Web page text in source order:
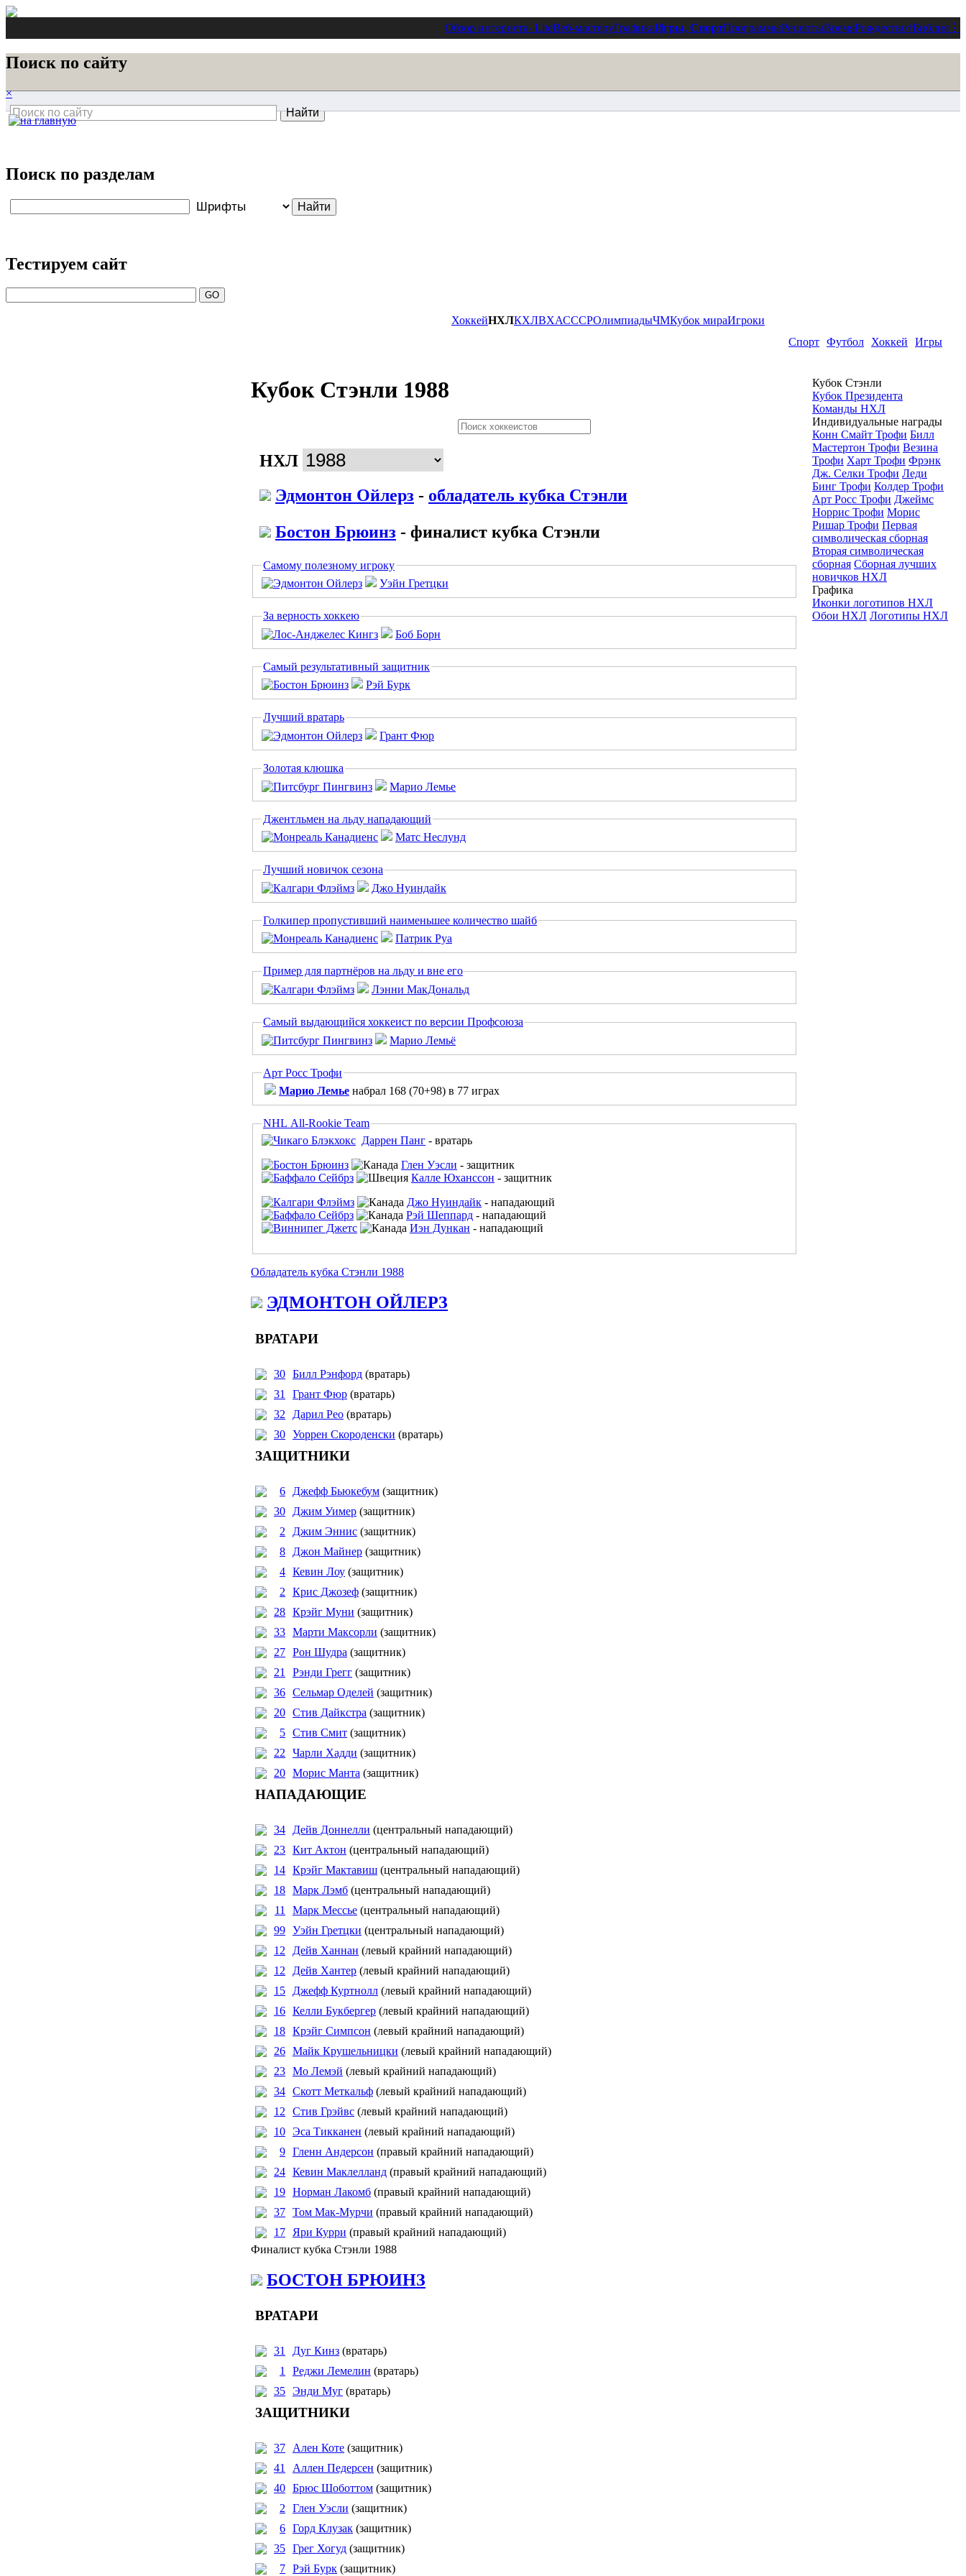
Обзор интернета- LiteВеб-мастеруГрафикаИгры, СпортПрограммыРецептыВремяРождество†Библия ⋮
Поиск по сайту
×
Поиск по разделам
Тестируем сайт
Спорт Футбол Хоккей Игры
ХоккейНХЛКХЛВХАСССРОлимпиадыЧМКубок мираИгроки
Кубок Стэнли 1988
НХЛ
Эдмонтон Ойлерз - обладатель кубка Стэнли
Бостон Брюинз - финалист кубка Стэнли
Самому полезному игроку
Уэйн Гретцки
За верность хоккею
Боб Борн
Самый результативный защитник
Рэй Бурк
Лучший вратарь
Грант Фюр
Золотая клюшка
Марио Лемье
Джентльмен на льду нападающий
Матс Неслунд
Лучший новичок сезона
Джо Нуиндайк
Голкипер пропустивший наименьшее количество шайб
Патрик Руа
Пример для партнёров на льду и вне его
Лэнни МакДональд
Самый выдающийся хоккеист по версии Профсоюза
Марио Лемьё
Арт Росс Трофи
Марио Лемье набрал 168 (70+98) в 77 играх
NHL All-Rookie Team
Даррен Панг - вратарь
Глен Уэсли - защитник
Калле Юханссон - защитник
Джо Нуиндайк - нападающий
Рэй Шеппард - нападающий
Иэн Дункан - нападающий
Обладатель кубка Стэнли 1988
ЭДМОНТОН ОЙЛЕРЗ
ВРАТАРИ
30 Билл Рэнфорд (вратарь)
31
Грант Фюр (вратарь)
32
Дарил Рео (вратарь)
30 Уоррен Скороденски (вратарь)
ЗАЩИТНИКИ
6 Джефф Бьюкебум (защитник)
30
Джим Уимер (защитник)
2
Джим Эннис (защитник)
8
Джон Майнер (защитник)
4 Кевин Лоу (защитник)
2
Крис Джозеф (защитник)
28 Крэйг Муни (защитник)
33 Марти Максорли (защитник)
27 Рон Шудра (защитник)
21
Рэнди Грегг (защитник)
36 Сельмар Оделей (защитник)
20 Стив Дайкстра (защитник)
5 Стив Смит (защитник)
22
Чарли Хадди (защитник)
20 Морис Манта (защитник)
НАПАДАЮЩИЕ
34 Дейв Доннелли (центральный нападающий)
23 Кит Актон (центральный нападающий)
14 Крэйг Мактавиш (центральный нападающий)
18 Марк Лэмб (центральный нападающий)
11
Марк Мессье (центральный нападающий)
99 Уэйн Гретцки (центральный нападающий)
12
Дейв Ханнан (левый крайний нападающий)
12
Дейв Хантер (левый крайний нападающий)
15
Джефф Куртнолл (левый крайний нападающий)
16 Келли Букбергер (левый крайний нападающий)
18 Крэйг Симпсон (левый крайний нападающий)
26 Майк Крушельницки (левый крайний нападающий)
23 Мо Лемэй (левый крайний нападающий)
34 Скотт Меткальф (левый крайний нападающий)
12
Стив Грэйвс (левый крайний нападающий)
10 Эса Тикканен (левый крайний нападающий)
9 Гленн Андерсон (правый крайний нападающий)
24 Кевин Маклелланд (правый крайний нападающий)
19 Норман Лакомб (правый крайний нападающий)
37 Том Мак-Мурчи (правый крайний нападающий)
17
Яри Курри (правый крайний нападающий)
Финалист кубка Стэнли 1988
БОСТОН БРЮИНЗ
ВРАТАРИ
31 Дуг Кинз (вратарь)
1
Реджи Лемелин (вратарь)
35 Энди Муг (вратарь)
ЗАЩИТНИКИ
37 Ален Коте (защитник)
41
Аллен Педерсен (защитник)
40 Брюс Шоботтом (защитник)
2 Глен Уэсли (защитник)
6 Горд Клузак (защитник)
35 Грег Хогуд (защитник)
7 Рэй Бурк (защитник)
Кубок Стэнли
Кубок Президента
Команды НХЛ
Индивидуальные награды
Конн Смайт Трофи Билл
Мастертон Трофи Везина
Трофи Харт Трофи Фрэнк
Дж. Селки Трофи Леди
Бинг Трофи Колдер Трофи
Арт Росс Трофи Джеймс
Норрис Трофи Морис
Ришар Трофи Первая
символическая сборная
Вторая символическая
сборная Сборная лучших
новичков НХЛ
Графика
Иконки логотипов НХЛ
Обои НХЛ Логотипы НХЛ